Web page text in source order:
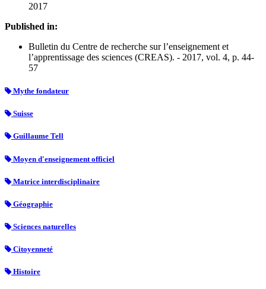
2017
Published in:
Bulletin du Centre de recherche sur l’enseignement et
l’apprentissage des sciences (CREAS). - 2017, vol. 4, p. 44-
57
Mythe fondateur
Suisse
Guillaume Tell
Moyen d'enseignement officiel
Matrice interdisciplinaire
Géographie
Sciences naturelles
Citoyenneté
Histoire